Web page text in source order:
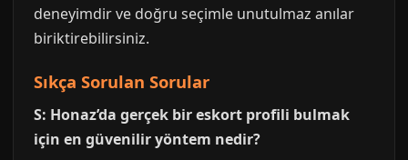
deneyimdir ve doğru seçimle unutulmaz anılar
biriktirebilirsiniz.
Sıkça Sorulan Sorular
S: Honaz’da gerçek bir eskort profili bulmak
için en güvenilir yöntem nedir?